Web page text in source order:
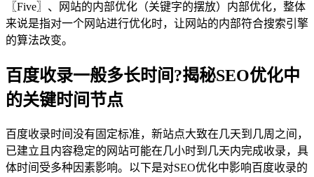
〖Five〗、网站的内部优化（关键字的摆放）内部优化，整体
来说是指对一个网站进行优化时，让网站的内部符合搜索引擎
的算法改变。
百度收录一般多长时间?揭秘SEO优化中
的关键时间节点
百度收录时间没有固定标准，新站点大致在几天到几周之间，
已建立且内容稳定的网站可能在几小时到几天内完成收录，具
体时间受多种因素影响。以下是对SEO优化中影响百度收录的